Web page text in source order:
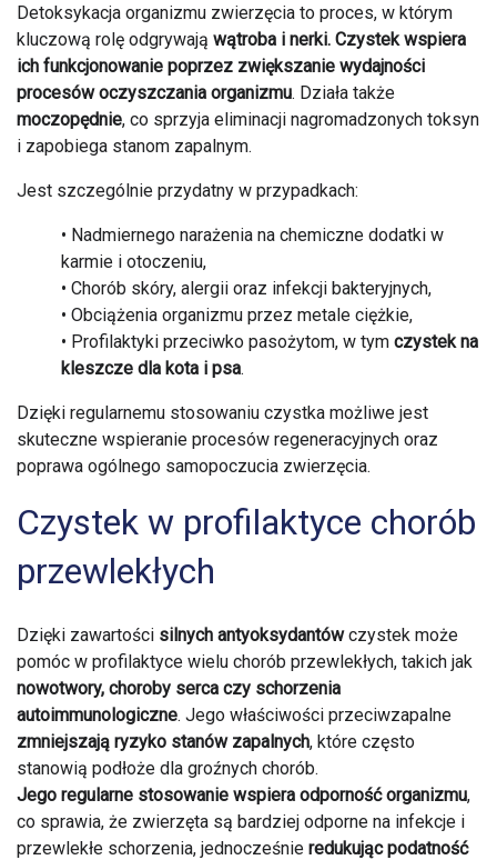
Detoksykacja organizmu zwierzęcia to proces, w którym
kluczową rolę odgrywają wątroba i nerki. Czystek wspiera
ich funkcjonowanie poprzez zwiększanie wydajności
procesów oczyszczania organizmu. Działa także
moczopędnie, co sprzyja eliminacji nagromadzonych toksyn
i zapobiega stanom zapalnym.
Jest szczególnie przydatny w przypadkach:
• Nadmiernego narażenia na chemiczne dodatki w
karmie i otoczeniu,
• Chorób skóry, alergii oraz infekcji bakteryjnych,
• Obciążenia organizmu przez metale ciężkie,
• Profilaktyki przeciwko pasożytom, w tym czystek na
kleszcze dla kota i psa.
Dzięki regularnemu stosowaniu czystka możliwe jest
skuteczne wspieranie procesów regeneracyjnych oraz
poprawa ogólnego samopoczucia zwierzęcia.
Czystek w profilaktyce chorób
przewlekłych
Dzięki zawartości silnych antyoksydantówczystek może
pomóc w profilaktyce wielu chorób przewlekłych, takich jak
nowotwory, choroby serca czy schorzenia
autoimmunologiczne. Jego właściwości przeciwzapalne
zmniejszają ryzyko stanów zapalnych, które często
stanowią podłoże dla groźnych chorób.
Jego regularne stosowanie wspiera odporność organizmu,
co sprawia, że zwierzęta są bardziej odporne na infekcje i
przewlekłe schorzenia, jednocześnie redukując podatność